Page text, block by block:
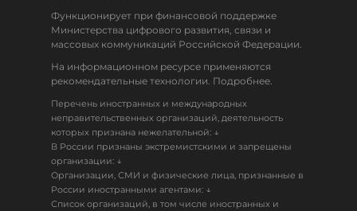
Функционирует при финансовой поддержке
Министерства цифрового развития, связи и
массовых коммуникаций Российской Федерации.
На информационном ресурсе применяются
рекомендательные технологии. Подробнее.
Перечень иностранных и международных
неправительственных организаций, деятельность
которых признана нежелательной: ↓
В России признаны экстремистскими и запрещены
организации: ↓
Организации, СМИ и физические лица, признанные в
России иностранными агентами: ↓
Список организаций, в том числе иностранных и